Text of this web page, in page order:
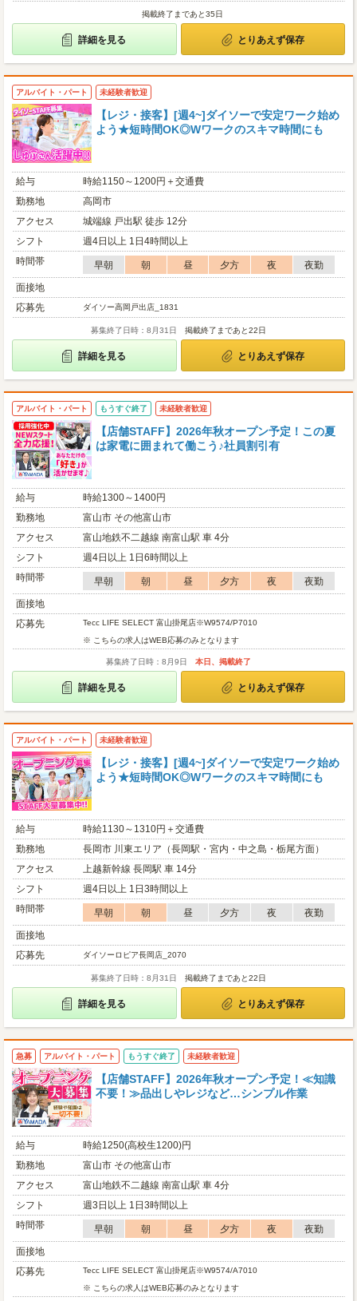
掲載終了まであと35日
詳細を見る とりあえず保存
アルバイト・パート 未経験者歓迎
【レジ・接客】[週4~]ダイソーで安定ワーク始め
よう★短時間OK◎Wワークのスキマ時間にも
給与
時給1150～1200円＋交通費
勤務地
高岡市
アクセス
城端線 戸出駅 徒歩 12分
シフト
週4日以上 1日4時間以上
時間帯
早朝 朝 昼 夕方 夜
夜勤
面接地
応募先
ダイソー高岡戸出店_1831
募集終了日時：8月31日 掲載終了まであと22日
詳細を見る とりあえず保存
アルバイト・パート もうすぐ終了 未経験者歓迎
【店舗STAFF】2026年秋オープン予定！この夏
は家電に囲まれて働こう♪社員割引有
給与
時給1300～1400円
勤務地
富山市 その他富山市
アクセス
富山地鉄不二越線 南富山駅 車 4分
シフト
週4日以上 1日6時間以上
時間帯
早朝 朝 昼 夕方 夜
夜勤
面接地
応募先
Tecc LIFE SELECT 富山掛尾店※W9574/P7010
※ こちらの求人はWEB応募のみとなります
募集終了日時：8月9日 本日、掲載終了
詳細を見る とりあえず保存
アルバイト・パート 未経験者歓迎
【レジ・接客】[週4~]ダイソーで安定ワーク始め
よう★短時間OK◎Wワークのスキマ時間にも
給与
時給1130～1310円＋交通費
勤務地
長岡市 川東エリア（長岡駅・宮内・中之島・栃尾方面）
アクセス
上越新幹線 長岡駅 車 14分
シフト
週4日以上 1日3時間以上
時間帯
早朝 朝 昼 夕方 夜
夜勤
面接地
応募先
ダイソーロピア長岡店_2070
募集終了日時：8月31日 掲載終了まであと22日
詳細を見る とりあえず保存
急募 アルバイト・パート もうすぐ終了 未経験者歓迎
【店舗STAFF】2026年秋オープン予定！≪知識
不要！≫品出しやレジなど…シンプル作業
給与
時給1250(高校生1200)円
勤務地
富山市 その他富山市
アクセス
富山地鉄不二越線 南富山駅 車 4分
シフト
週3日以上 1日3時間以上
時間帯
早朝 朝 昼 夕方 夜
夜勤
面接地
応募先
Tecc LIFE SELECT 富山掛尾店※W9574/A7010
※ こちらの求人はWEB応募のみとなります